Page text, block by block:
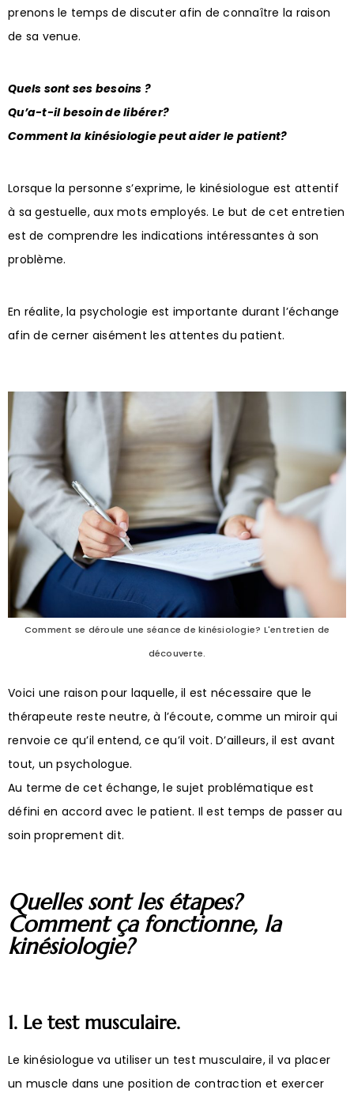
prenons le temps de discuter afin de connaître la raison
de sa venue.
Quels sont ses besoins ?
Qu’a-t-il besoin de libérer?
Comment la kinésiologie peut aider le patient?
Lorsque la personne s’exprime, le kinésiologue est attentif
à sa gestuelle, aux mots employés. Le but de cet entretien
est de comprendre les indications intéressantes à son
problème.
En réalite, la psychologie est importante durant l’échange
afin de cerner aisément les attentes du patient.
Comment se déroule une séance de kinésiologie? L'entretien de
découverte.
Voici une raison pour laquelle, il est nécessaire que le
thérapeute reste neutre, à l’écoute, comme un miroir qui
renvoie ce qu’il entend, ce qu’il voit. D’ailleurs, il est avant
tout, un psychologue.
Au terme de cet échange, le sujet problématique est
défini en accord avec le patient. Il est temps de passer au
soin proprement dit.
Quelles sont les étapes?
Comment ça fonctionne, la
kinésiologie?
1. Le test musculaire.
Le kinésiologue va utiliser un test musculaire, il va placer
un muscle dans une position de contraction et exercer